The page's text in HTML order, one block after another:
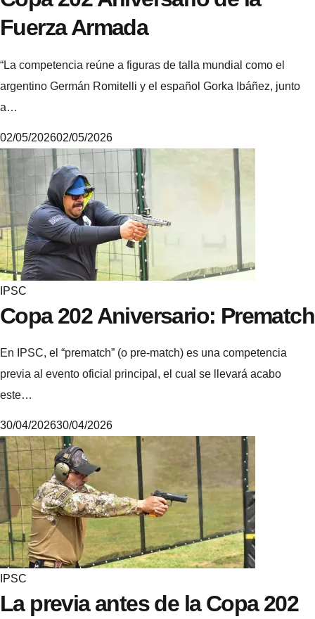
Fuerza Armada
“La competencia reúne a figuras de talla mundial como el
argentino Germán Romitelli y el español Gorka Ibáñez, junto
a…
M
e
02/05/202602/05/2026
IPSC
Copa 202 Aniversario: Prematch
En IPSC, el “prematch” (o pre-match) es una competencia
previa al evento oficial principal, el cual se llevará acabo
este…
6
4
.
5
3
30/04/202630/04/2026
IPSC
La previa antes de la Copa 202